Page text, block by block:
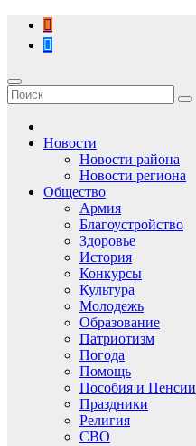
Перейти
содержимому
Новости
Новости района
Новости региона
Общество
Армия
Благоустройство
Здоровье
История
Конкурсы
Культура
Молодежь
Образование
Патриотизм
Погода
Помощь
Пособия и Пенсии
Праздники
Религия
СВО